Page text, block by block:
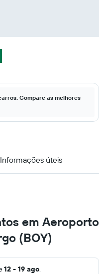
Compare as melhores
Informações úteis
em Aeroporto
(BOY)
12 - 19 ago.